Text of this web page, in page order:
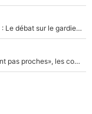
«Admets que tu t'es trompé sur Lucas Chevalier !» : Le débat sur le gardien du PSG vire au clash à l'After Foot
Zinédine Zidane et Didier Deschamps : «Ils n’étaient pas proches», les confidences d’un membre de l’équipe de France 1998 sur leur relation spéciale